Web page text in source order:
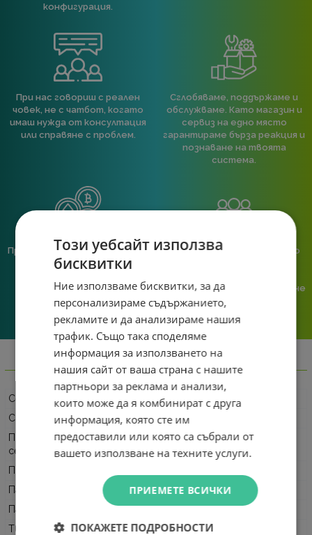
конфигурация.
При нас говориш с реален
човек, не с чатбот, когато
имаш нужда от консултация
или справяне с проблем.
Сглобяваме, поддържаме и
обслужваме. Като магазин и
сервиз на едно място
гарантираме бърза реакция и
познаване на твоята
система.
Предлагаме различни методи
на плащане, включително
криптовалута.
Ние сме малък екип и точно
поръчка. Ако има проблем – не
го прехвърляме, а го
Информация
Серия
Софтуер
Windows 11 Pro
Процесор,
серия
Intel Core Ultra 7
Процесор
Памет
32GB 7500MT/s onboard
Памет, тип
LPDDR5X
Твърд диск,
Този уебсайт използва
бисквитки
Ние използваме бисквитки, за да
персонализираме съдържанието,
рекламите и да анализираме нашия
трафик. Също така споделяме
информация за използването на
нашия сайт от ваша страна с нашите
партньори за реклама и анализи,
които може да я комбинират с друга
информация, която сте им
предоставили или която са събрали от
вашето използване на техните услуги.
ПРИЕМЕТЕ ВСИЧКИ
ПОКАЖЕТЕ ПОДРОБНОСТИ